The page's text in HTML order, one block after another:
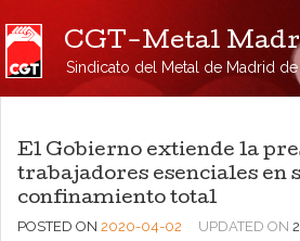
CGT-Metal
Sindicato del Metal de Madrid
El Gobierno extiende la
trabajadores esenciales en
confinamiento total
POSTED ON 2020-04-02 UPDATED ON